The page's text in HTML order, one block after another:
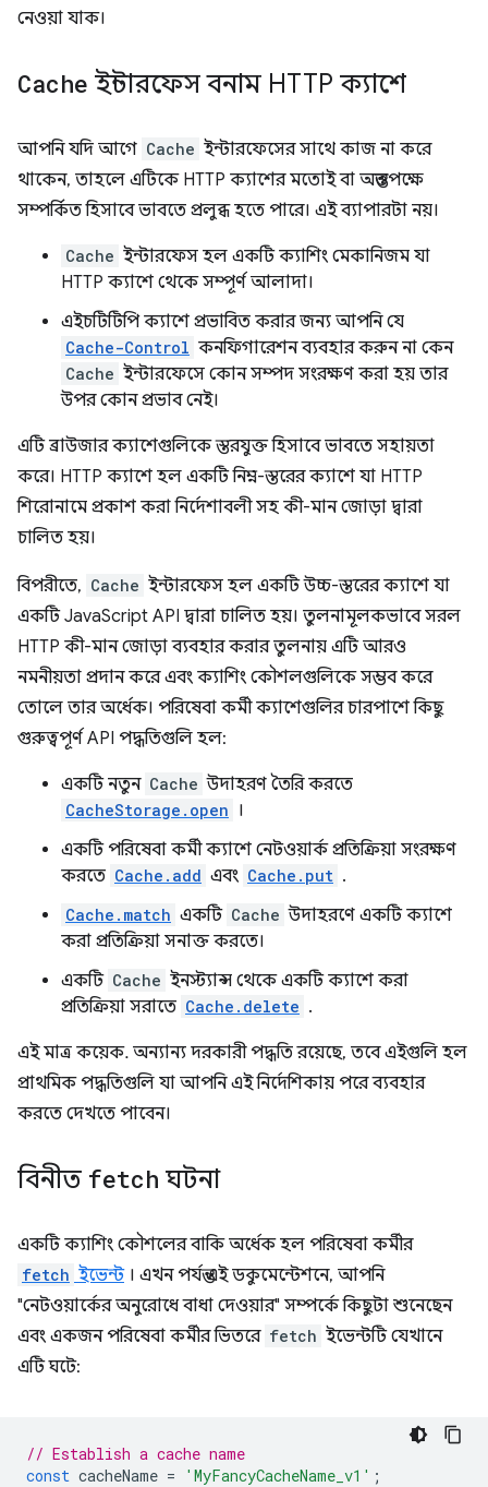
নেওয়া যাক।
Cache ইন্টারফেস বনাম HTTP ক্যাশে
আপনি যদি আগে Cache ইন্টারফেসের সাথে কাজ না করে
থাকেন, তাহলে এটিকে HTTP ক্যাশের মতোই বা অন্ততপক্ষে
সম্পর্কিত হিসাবে ভাবতে প্রলুব্ধ হতে পারে। এই ব্যাপারটা নয়।
Cache ইন্টারফেস হল একটি ক্যাশিং মেকানিজম যা
HTTP ক্যাশে থেকে সম্পূর্ণ আলাদা।
এইচটিটিপি ক্যাশে প্রভাবিত করার জন্য আপনি যে
Cache-Control কনফিগারেশন ব্যবহার করুন না কেন
Cache ইন্টারফেসে কোন সম্পদ সংরক্ষণ করা হয় তার
উপর কোন প্রভাব নেই।
এটি ব্রাউজার ক্যাশেগুলিকে স্তরযুক্ত হিসাবে ভাবতে সহায়তা
করে। HTTP ক্যাশে হল একটি নিম্ন-স্তরের ক্যাশে যা HTTP
শিরোনামে প্রকাশ করা নির্দেশাবলী সহ কী-মান জোড়া দ্বারা
চালিত হয়।
বিপরীতে, Cache ইন্টারফেস হল একটি উচ্চ-স্তরের ক্যাশে যা
একটি JavaScript API দ্বারা চালিত হয়। তুলনামূলকভাবে সরল
HTTP কী-মান জোড়া ব্যবহার করার তুলনায় এটি আরও
নমনীয়তা প্রদান করে এবং ক্যাশিং কৌশলগুলিকে সম্ভব করে
তোলে তার অর্ধেক। পরিষেবা কর্মী ক্যাশেগুলির চারপাশে কিছু
গুরুত্বপূর্ণ API পদ্ধতিগুলি হল:
একটি নতুন Cache উদাহরণ তৈরি করতে
CacheStorage.open ।
একটি পরিষেবা কর্মী ক্যাশে নেটওয়ার্ক প্রতিক্রিয়া সংরক্ষণ
করতে Cache.add এবং Cache.put .
Cache.match একটি Cache উদাহরণে একটি ক্যাশে
করা প্রতিক্রিয়া সনাক্ত করতে।
একটি Cache ইনস্ট্যান্স থেকে একটি ক্যাশে করা
প্রতিক্রিয়া সরাতে Cache.delete .
এই মাত্র কয়েক. অন্যান্য দরকারী পদ্ধতি রয়েছে, তবে এইগুলি হল
প্রাথমিক পদ্ধতিগুলি যা আপনি এই নির্দেশিকায় পরে ব্যবহার
করতে দেখতে পাবেন।
বিনীত fetch ঘটনা
একটি ক্যাশিং কৌশলের বাকি অর্ধেক হল পরিষেবা কর্মীর
fetch ইভেন্ট। এখন পর্যন্ত এই ডকুমেন্টেশনে, আপনি
"নেটওয়ার্কের অনুরোধে বাধা দেওয়ার" সম্পর্কে কিছুটা শুনেছেন
এবং একজন পরিষেবা কর্মীর ভিতরে fetch ইভেন্টটি যেখানে
এটি ঘটে:
// Establish a cache name
const cacheName = 'MyFancyCacheName_v1' ;